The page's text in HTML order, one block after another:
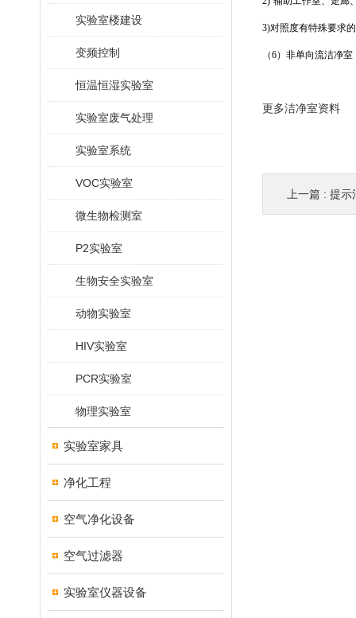
实验室楼建设
变频控制
恒温恒湿实验室
实验室废气处理
实验室系统
VOC实验室
微生物检测室
P2实验室
生物安全实验室
动物实验室
HIV实验室
PCR实验室
物理实验室
实验室家具
净化工程
空气净化设备
空气过滤器
实验室仪器设备
3)对照度有特殊要求
（6）非单向流洁净
更多洁净室资料
上一篇 : 提示